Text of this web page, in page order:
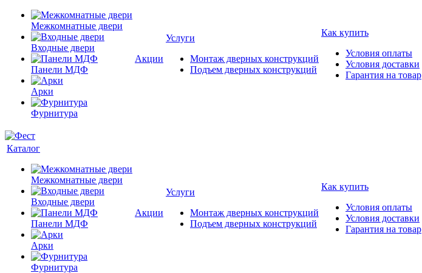
Межкомнатные двери
Входные двери
Панели МДФ
Арки
Фурнитура
Акции
Услуги
Монтаж дверных конструкций
Подъем дверных конструкций
Как купить
Условия оплаты
Условия доставки
Гарантия на товар
Каталог
Межкомнатные двери
Входные двери
Панели МДФ
Арки
Фурнитура
Акции
Услуги
Монтаж дверных конструкций
Подъем дверных конструкций
Как купить
Условия оплаты
Условия доставки
Гарантия на товар